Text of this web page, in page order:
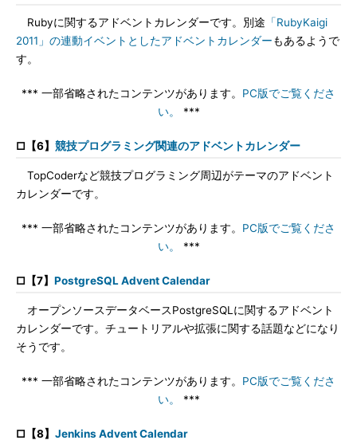
Rubyに関するアドベントカレンダーです。別途 「RubyKaigi
2011」の連動イベントとしたアドベントカレンダーもあるようで
す。
*** 一部省略されたコンテンツがあります。 PC版でご覧くださ
い。
***
□【6】 競技プログラミング関連のアドベントカレンダー
TopCoderなど競技プログラミング周辺がテーマのアドベント
カレンダーです。
*** 一部省略されたコンテンツがあります。 PC版でご覧くださ
い。
***
□【7】 PostgreSQL Advent Calendar
オープンソースデータベースPostgreSQLに関するアドベント
カレンダーです。チュートリアルや拡張に関する話題などになり
そうです。
*** 一部省略されたコンテンツがあります。 PC版でご覧くださ
い。
***
□【8】 Jenkins Advent Calendar